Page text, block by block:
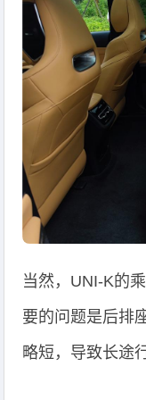
当然，UNI-K的
要的问题是后排
略短，导致长途